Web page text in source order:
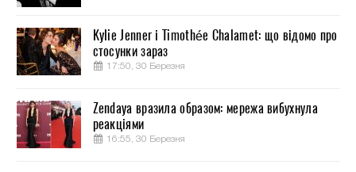
Kylie Jenner і Timothée Chalamet: що відомо про
стосунки зараз
17:50, 30 Березня
Zendaya вразила образом: мережа вибухнула
реакціями
16:55, 30 Березня